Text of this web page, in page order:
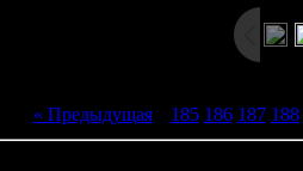
« Предыдущая| 185 186 187 188